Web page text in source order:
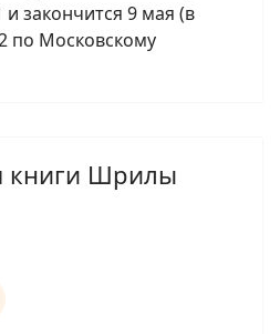
и закончится 9 мая (в
по Московскому
книги Шрилы